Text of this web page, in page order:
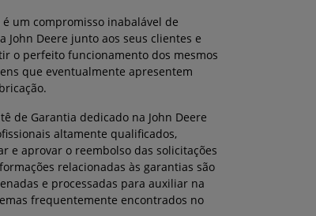
um compromisso inabalável de
John Deere junto aos seus clientes e
o perfeito funcionamento dos mesmos
que eventualmente apresentem
de Garantia dedicado na John Deere
altamente qualificados,
e aprovar o reembolso das solicitações
relacionadas às garantias são
e processadas para auxiliar na
frequentemente encontrados no